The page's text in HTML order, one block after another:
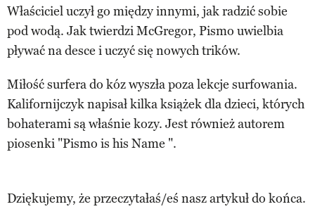
Właściciel uczył go między innymi, jak radzić sobie
pod wodą. Jak twierdzi McGregor, Pismo uwielbia
pływać na desce i uczyć się nowych trików.
Miłość surfera do kóz wyszła poza lekcje surfowania.
Kalifornijczyk napisał kilka książek dla dzieci, których
bohaterami są właśnie kozy. Jest również autorem
piosenki "Pismo is his Name ".
Dziękujemy, że przeczytałaś/eś nasz artykuł do końca.